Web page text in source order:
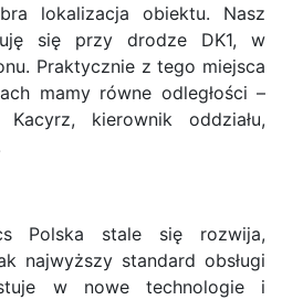
lokalizacja obiektu. Nasz
się przy drodze DK1, w
Praktycznie z tego miejsca
mamy równe odległości –
Kacyrz, kierownik oddziału,
Polska stale się rozwija,
najwyższy standard obsługi
w nowe technologie i